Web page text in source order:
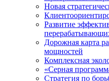
Новая
Развитие
Дорожная карта
мощностей
Комплексная
«Серная
Стратегия по